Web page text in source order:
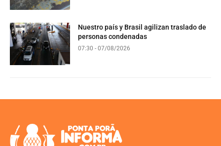
Nuestro país y Brasil agilizan traslado de
personas condenadas
07:30 - 07/08/2026